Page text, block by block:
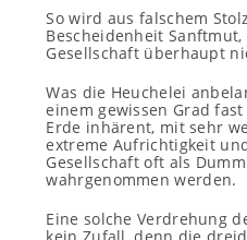
So wird aus falschem
Bescheidenheit
Gesellschaft überhaupt
Was die Heuchelei
einem gewissen Grad
Erde inhärent, mit sehr
extreme Aufrichtigkeit
Gesellschaft oft als
wahrgenommen werden.
Eine solche Verdrehung